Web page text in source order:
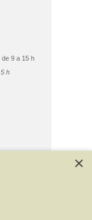
de 9 a 15 h
h
×